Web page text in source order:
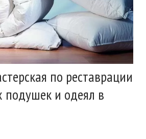
по реставрации
подушек и одеял в